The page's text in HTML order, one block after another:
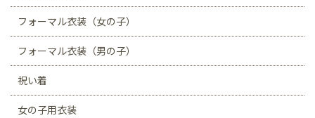
フォーマル衣装（女の子）
フォーマル衣装（男の子）
祝い着
女の子用衣装